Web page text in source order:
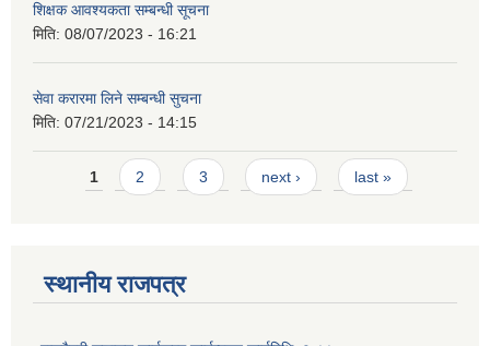
शिक्षक आवश्यकता सम्बन्धी सूचना
मिति: 08/07/2023 - 16:21
सेवा करारमा लिने सम्बन्धी सुचना
मिति: 07/21/2023 - 14:15
Pages
1 2 3 next › last »
स्थानीय राजपत्र